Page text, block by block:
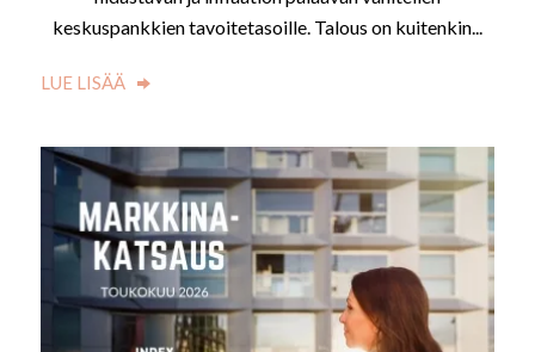
keskuspankkien tavoitetasoille. Talous on kuitenkin...
LUE LISÄÄ